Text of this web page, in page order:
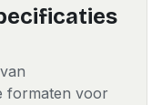
formaten voor